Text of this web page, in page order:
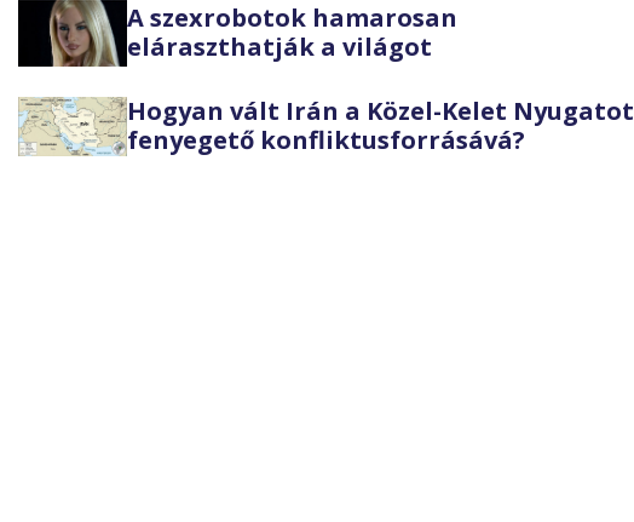
A szexrobotok hamarosan
eláraszthatják a világot
Hogyan vált Irán a Közel-Kelet Nyugatot
fenyegető konfliktusforrásává?